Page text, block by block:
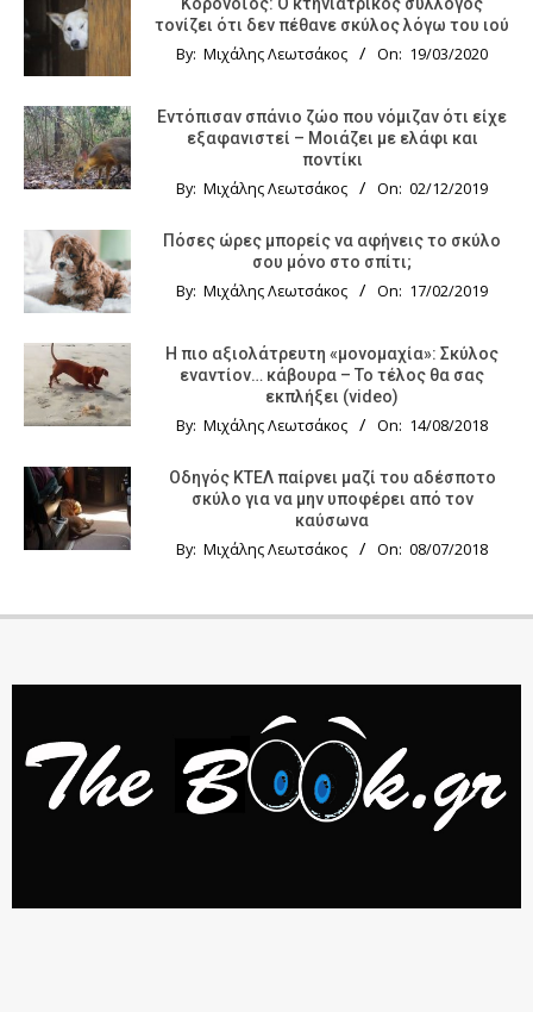
τονίζει ότι δεν πέθανε σκύλος λόγω του ιού
By: Μιχάλης Λεωτσάκος On: 19/03/2020
Εντόπισαν σπάνιο ζώο που νόμιζαν ότι είχε
εξαφανιστεί – Μοιάζει με ελάφι και
ποντίκι
By: Μιχάλης Λεωτσάκος On: 02/12/2019
Πόσες ώρες μπορείς να αφήνεις το σκύλο
σου μόνο στο σπίτι;
By: Μιχάλης Λεωτσάκος On: 17/02/2019
Η πιο αξιολάτρευτη «μονομαχία»: Σκύλος
εναντίον… κάβουρα – Το τέλος θα σας
εκπλήξει (video)
By: Μιχάλης Λεωτσάκος On: 14/08/2018
Οδηγός KTΕΛ παίρνει μαζί του αδέσποτο
σκύλο για να μην υποφέρει από τον
καύσωνα
By: Μιχάλης Λεωτσάκος On: 08/07/2018